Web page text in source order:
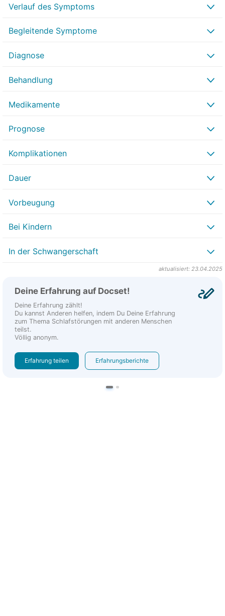
Verlauf des Symptoms
Begleitende Symptome
Diagnose
Behandlung
Medikamente
Prognose
Komplikationen
Dauer
Vorbeugung
Bei Kindern
In der Schwangerschaft
aktualisiert: 23.04.2025
Deine Erfahrung auf Docset!
Deine Erfahrung zählt!
Du kannst Anderen helfen, indem Du Deine Erfahrung
zum Thema Schlafstörungen mit anderen Menschen
teilst.
Völlig anonym.
Erfahrung teilen Erfahrungsberichte